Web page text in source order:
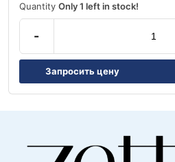
Quantity Only 1 left in stock!
-
Запросить цену